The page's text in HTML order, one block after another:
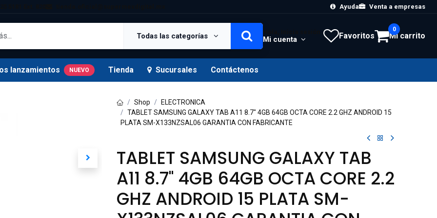
Ayuda Venta a empresas
Todas las categorías Mi cuenta Favoritos Mi carrito
0
lanzamientos NUEVO Tienda Sucursales Contáctenos
Shop
ELECTRONICA
TABLET SAMSUNG GALAXY TAB A11 8.7" 4GB 64GB OCTA CORE 2.2 GHZ ANDROID 15
PLATA SM-X133NZSAL06 GARANTIA CON FABRICANTE
TABLET SAMSUNG GALAXY TAB
A11 8.7" 4GB 64GB OCTA CORE 2.2
GHZ ANDROID 15 PLATA SM-